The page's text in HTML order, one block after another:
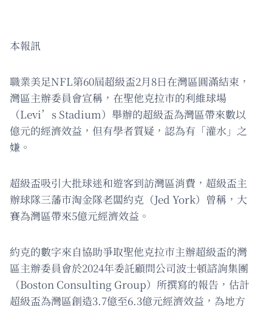
本報訊
職業美足NFL第60屆超級盃2月8日在灣區圓滿結束，
灣區主辦委員會宣稱，在聖他克拉市的利維球場
（Levi’s Stadium）舉辦的超級盃為灣區帶來數以
億元的經濟效益，但有學者質疑，認為有「灌水」之
嫌。
超級盃吸引大批球迷和遊客到訪灣區消費，超級盃主
辦球隊三藩市淘金隊老闆約克（Jed York）曾稱，大
賽為灣區帶來5億元經濟效益。
約克的數字來自協助爭取聖他克拉市主辦超級盃的灣
區主辦委員會於2024年委託顧問公司波士頓諮詢集團
（Boston Consulting Group）所撰寫的報告，估計
超級盃為灣區創造3.7億至6.3億元經濟效益，為地方